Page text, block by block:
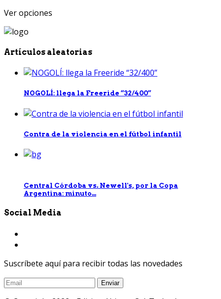
Ver opciones
Artículos aleatorias
NOGOLÍ: llega la Freeride “32/400”
Contra de la violencia en el fútbol infantil
Central Córdoba vs. Newell's, por la Copa
Argentina: minuto...
Social Media
Suscríbete aquí para recibir todas las novedades